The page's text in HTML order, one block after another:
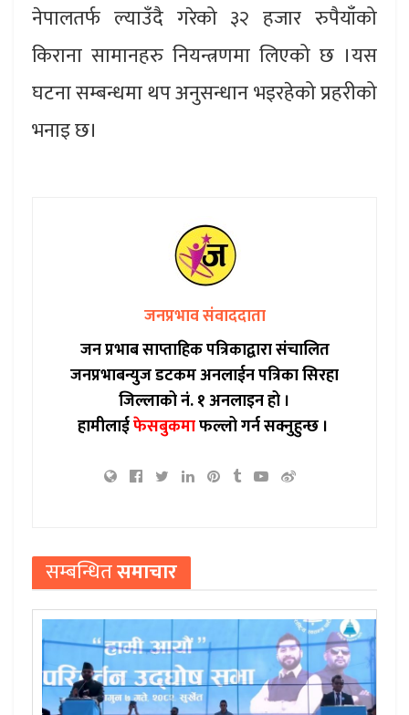
नेपालतर्फ ल्याउँदै गरेको ३२ हजार रुपैयाँको
किराना सामानहरु नियन्त्रणमा लिएको छ ।यस
घटना सम्बन्धमा थप अनुसन्धान भइरहेको प्रहरीको
भनाइ छ।
जनप्रभाव संवाददाता
जन प्रभाब साप्ताहिक पत्रिकाद्वारा संचालित
जनप्रभाबन्युज डटकम अनलाईन पत्रिका सिरहा
जिल्लाको नं. १ अनलाइन हो ।
हामीलाईफेसबुकमाफल्लो गर्न सक्नुहुन्छ ।
सम्बन्धितसमाचार